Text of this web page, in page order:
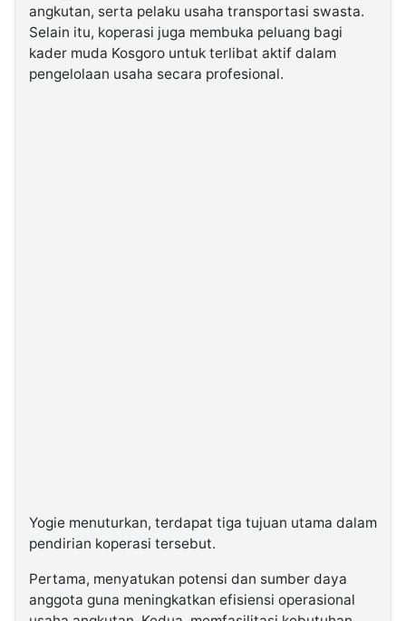
angkutan, serta pelaku usaha transportasi swasta.
Selain itu, koperasi juga membuka peluang bagi
kader muda Kosgoro untuk terlibat aktif dalam
pengelolaan usaha secara profesional.
Yogie menuturkan, terdapat tiga tujuan utama dalam
pendirian koperasi tersebut.
Pertama, menyatukan potensi dan sumber daya
anggota guna meningkatkan efisiensi operasional